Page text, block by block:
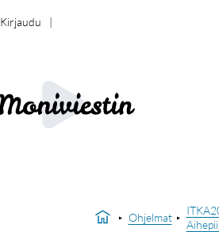
Kirjaudu
Ohjelmat